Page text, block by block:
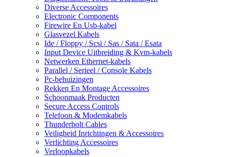
Diverse Accessoires
Electronic Components
Firewire En Usb-kabel
Glasvezel Kabels
Ide / Floppy / Scsi / Sas / Sata / Esata
Input Device Uitbreiding & Kvm-kabels
Netwerken Ethernet-kabels
Parallel / Serieel / Console Kabels
Pc-behuizingen
Rekken En Montage Accessoires
Schoonmaak Producten
Secure Access Controls
Telefoon & Modemkabels
Thunderbolt Cables
Veiligheid Inrichtingen & Accessoires
Verlichting Accessoires
Verloopkabels